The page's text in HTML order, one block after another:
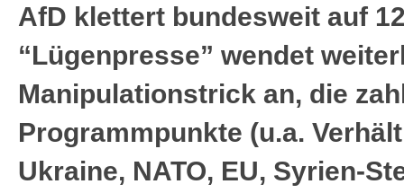
AfD klettert bundesweit auf
“Lügenpresse” wendet
Manipulationstrick an, die
Programmpunkte (u.a.
Ukraine, NATO, EU, Syrien-